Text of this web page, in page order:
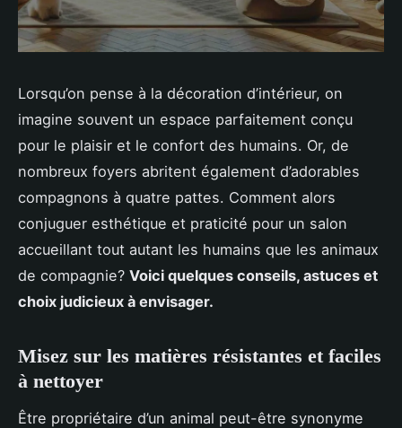
Lorsqu’on pense à la décoration d’intérieur, on
imagine souvent un espace parfaitement conçu
pour le plaisir et le confort des humains. Or, de
nombreux foyers abritent également d’adorables
compagnons à quatre pattes. Comment alors
conjuguer esthétique et praticité pour un salon
accueillant tout autant les humains que les animaux
de compagnie? Voici quelques conseils, astuces et
choix judicieux à envisager.
Misez sur les matières résistantes et faciles
à nettoyer
Être propriétaire d’un animal peut-être synonyme